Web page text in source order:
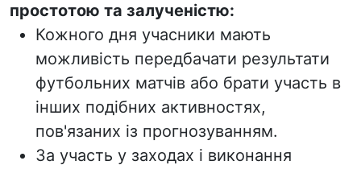
простотою та залученістю:
Кожного дня учасники мають
можливість передбачати результати
футбольних матчів або брати участь в
інших подібних активностях,
пов'язаних із прогнозуванням.
За участь у заходах і виконання